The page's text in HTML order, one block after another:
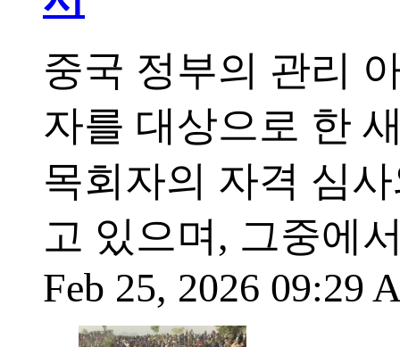
중국 정부의 관리
자를 대상으로 한
목회자의 자격 심
고 있으며, 그중에
Feb 25, 2026 09:29